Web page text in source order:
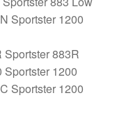
Sportster 1200
883R
1200
Sportster 1200